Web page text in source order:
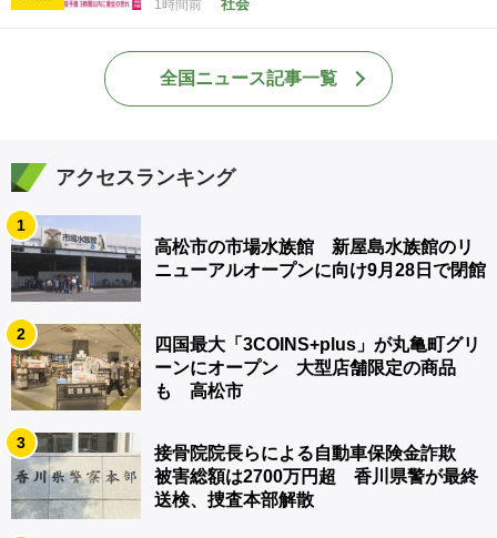
1時間前 社会
全国ニュース記事一覧
アクセスランキング
1
高松市の市場水族館 新屋島水族館のリ
ニューアルオープンに向け9月28日で閉館
2
四国最大「3COINS+plus」が丸亀町グリ
ーンにオープン 大型店舗限定の商品
も 高松市
3
接骨院院長らによる自動車保険金詐欺
被害総額は2700万円超 香川県警が最終
送検、捜査本部解散